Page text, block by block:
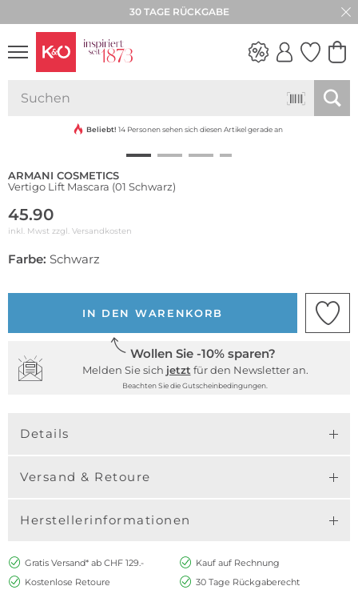
30 TAGE RÜCKGABE
VIBES
Beliebt! 14 Personen sehen sich diesen Artikel gerade an
ARMANI COSMETICS
Vertigo Lift Mascara (01 Schwarz)
45.90
inkl. Mwst zzgl. Versandkosten
Farbe: Schwarz
IN DEN WARENKORB
Wollen Sie -10% sparen?
Melden Sie sich jetzt für den Newsletter an.
Beachten Sie die Gutscheinbedingungen.
Details
Versand & Retoure
Herstellerinformationen
Gratis Versand* ab CHF 129.-
Kauf auf Rechnung
Kostenlose Retoure
30 Tage Rückgaberecht